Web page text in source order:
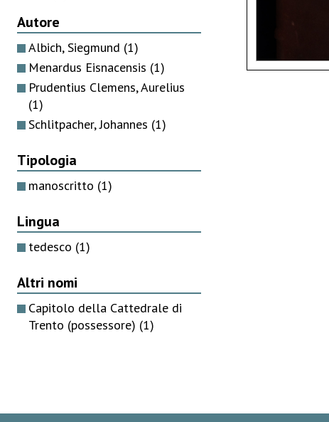
Autore
Albich, Siegmund (1)
Menardus Eisnacensis (1)
Prudentius Clemens, Aurelius
(1)
Schlitpacher, Johannes (1)
Tipologia
manoscritto (1)
Lingua
tedesco (1)
Altri nomi
Capitolo della Cattedrale di
Trento (possessore) (1)